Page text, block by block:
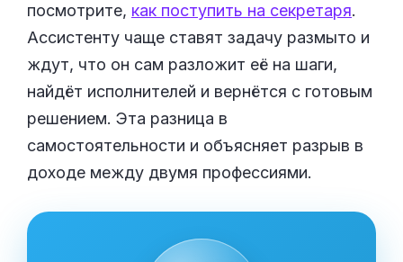
посмотрите, как поступить на секретаря.
Ассистенту чаще ставят задачу размыто и
ждут, что он сам разложит её на шаги,
найдёт исполнителей и вернётся с готовым
решением. Эта разница в
самостоятельности и объясняет разрыв в
доходе между двумя профессиями.